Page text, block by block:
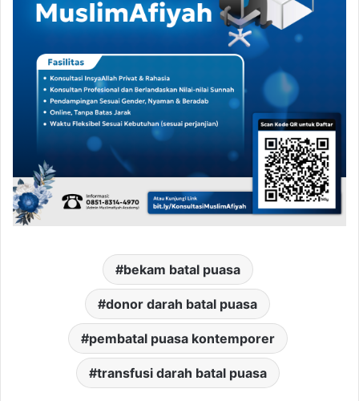
bekam batal puasa
donor darah batal puasa
pembatal puasa kontemporer
transfusi darah batal puasa